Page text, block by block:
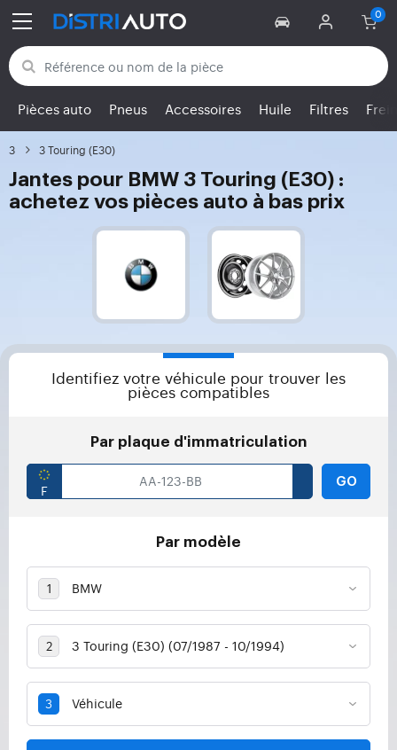
Retour aux catégories
Pièces auto Pneus Accessoires Huile Filtres
3 3 Touring (E30)
Jantes pour BMW 3 Touring (E30) :
achetez vos pièces auto à bas prix
Identifiez votre véhicule pour trouver les
pièces compatibles
Par plaque d'immatriculation
GO
Par modèle